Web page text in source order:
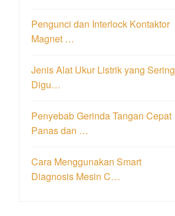
Pengunci dan Interlock Kontaktor
Magnet …
Jenis Alat Ukur Listrik yang Sering
Digu…
Penyebab Gerinda Tangan Cepat
Panas dan …
Cara Menggunakan Smart
Diagnosis Mesin C…